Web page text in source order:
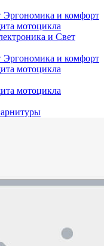
Эргономика и комфорт
мотоцикла
и Свет
Эргономика и комфорт
мотоцикла
мотоцикла